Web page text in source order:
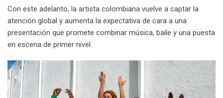
Con este adelanto, la artista colombiana vuelve a captar la
atención global y aumenta la expectativa de cara a una
presentación que promete combinar música, baile y una puesta
en escena de primer nivel.